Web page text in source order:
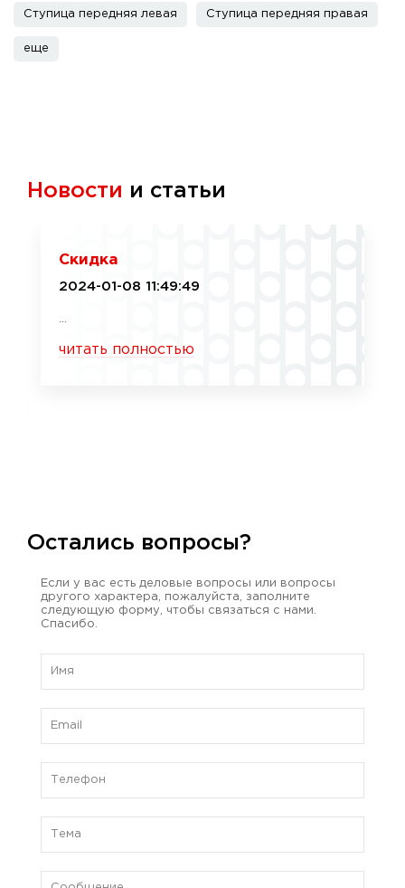
Ступица передняя левая Ступица передняя правая
еще
Новости и статьи
Скидка
2024-01-08 11:49:49
читать полностью
Остались вопросы?
Если у вас есть деловые вопросы или вопросы
другого характера, пожалуйста, заполните
следующую форму, чтобы связаться с нами.
Спасибо.